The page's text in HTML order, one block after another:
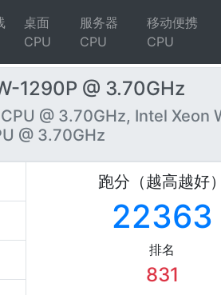
桌面
CPU
服务器
CPU
移动便携
CPU
1290P @ 3.70GHz
@ 3.70GHz, Intel Xeon
@ 3.70GHz
跑分（越高越好
22363
排名
831